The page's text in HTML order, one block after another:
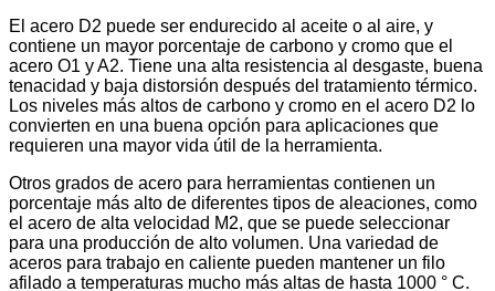
El acero D2 puede ser endurecido al aceite o al aire, y
contiene un mayor porcentaje de carbono y cromo que el
acero O1 y A2. Tiene una alta resistencia al desgaste, buena
tenacidad y baja distorsión después del tratamiento térmico.
Los niveles más altos de carbono y cromo en el acero D2 lo
convierten en una buena opción para aplicaciones que
requieren una mayor vida útil de la herramienta.
Otros grados de acero para herramientas contienen un
porcentaje más alto de diferentes tipos de aleaciones, como
el acero de alta velocidad M2, que se puede seleccionar
para una producción de alto volumen. Una variedad de
aceros para trabajo en caliente pueden mantener un filo
afilado a temperaturas mucho más altas de hasta 1000 ° C.